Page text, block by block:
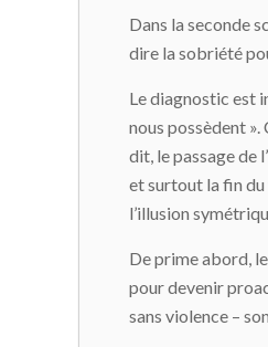
Dans la seconde
dire la sobriété
Le diagnostic est
nous possèdent
dit, le passage de
et surtout la fin du
l’illusion
De prime abord,
pour devenir
sans violence –